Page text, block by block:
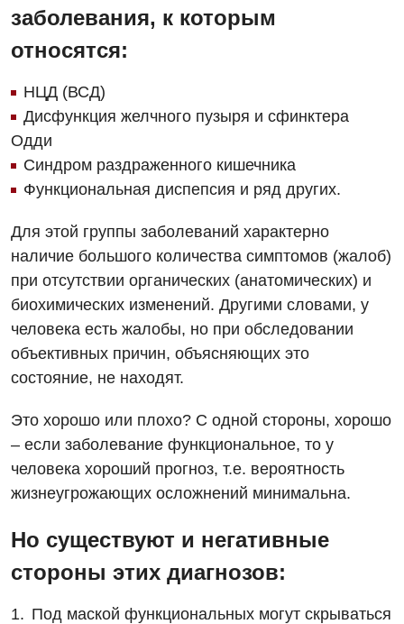
заболевания, к которым
относятся:
НЦД (ВСД)
Дисфункция желчного пузыря и сфинктера
Одди
Синдром раздраженного кишечника
Функциональная диспепсия и ряд других.
Для этой группы заболеваний характерно
наличие большого количества симптомов (жалоб)
при отсутствии органических (анатомических) и
биохимических изменений. Другими словами, у
человека есть жалобы, но при обследовании
объективных причин, объясняющих это
состояние, не находят.
Это хорошо или плохо? С одной стороны, хорошо
– если заболевание функциональное, то у
человека хороший прогноз, т.е. вероятность
жизнеугрожающих осложнений минимальна.
Но существуют и негативные
стороны этих диагнозов:
Под маской функциональных могут скрываться